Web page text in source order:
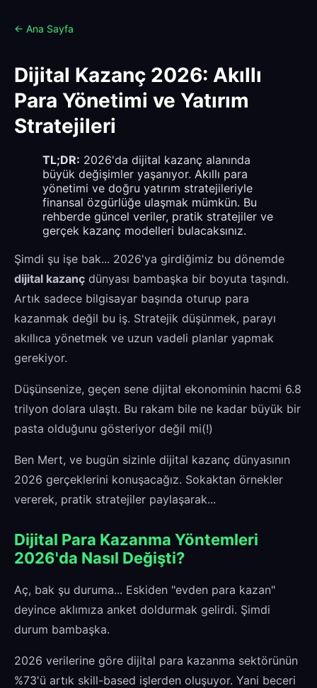
← Ana Sayfa
Dijital Kazanç 2026: Akıllı
Para Yönetimi ve Yatırım
Stratejileri
TL;DR: 2026'da dijital kazanç alanında
büyük değişimler yaşanıyor. Akıllı para
yönetimi ve doğru yatırım stratejileriyle
finansal özgürlüğe ulaşmak mümkün. Bu
rehberde güncel veriler, pratik stratejiler ve
gerçek kazanç modelleri bulacaksınız.
Şimdi şu işe bak... 2026'ya girdiğimiz bu dönemde
dijital kazanç dünyası bambaşka bir boyuta taşındı.
Artık sadece bilgisayar başında oturup para
kazanmak değil bu iş. Stratejik düşünmek, parayı
akıllıca yönetmek ve uzun vadeli planlar yapmak
gerekiyor.
Düşünsenize, geçen sene dijital ekonominin hacmi 6.8
trilyon dolara ulaştı. Bu rakam bile ne kadar büyük bir
pasta olduğunu gösteriyor değil mi(!)
Ben Mert, ve bugün sizinle dijital kazanç dünyasının
2026 gerçeklerini konuşacağız. Sokaktan örnekler
vererek, pratik stratejiler paylaşarak...
Dijital Para Kazanma Yöntemleri
2026'da Nasıl Değişti?
Aç, bak şu duruma... Eskiden "evden para kazan"
deyince aklımıza anket doldurmak gelirdi. Şimdi
durum bambaşka.
2026 verilerine göre dijital para kazanma sektörünün
%73'ü artık skill-based işlerden oluşuyor. Yani beceri